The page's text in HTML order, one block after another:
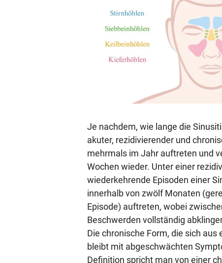
Je nachdem, wie lange die
akuter, rezidivierender und
mehrmals im Jahr auftreten und
Wochen wieder. Unter einer
wiederkehrende Episoden einer
innerhalb von zwölf Monaten
Episode) auftreten, wobei
Beschwerden vollständig
Die chronische Form, die sich
bleibt mit abgeschwächten
Definition spricht man von einer